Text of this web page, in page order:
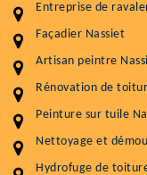
Entreprise de
Façadier Nassiet
Artisan peintre
Rénovation de
Peinture sur tuile
Nettoyage et
Hydrofuge de
Entretenir
Plus de 15 ans
Service